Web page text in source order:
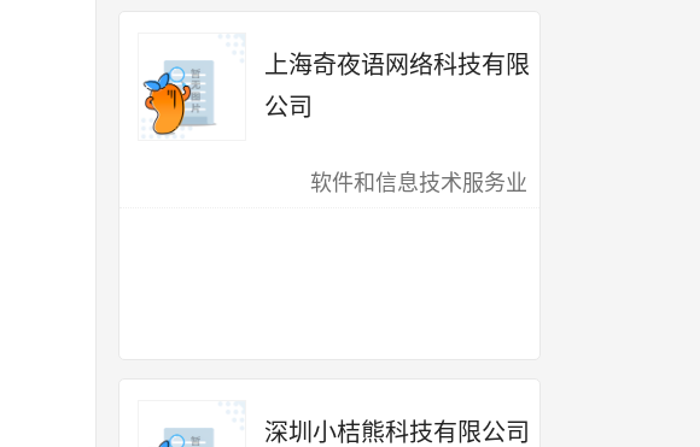
上海奇夜语网络科技有限
公司
软件和信息技术服务业
深圳小桔熊科技有限公司